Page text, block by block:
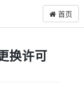
首页
换许可